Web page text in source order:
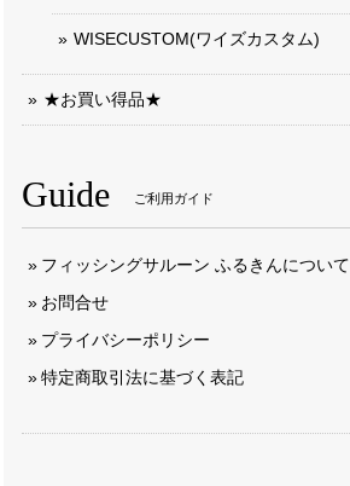
WISECUSTOM(ワイズカスタム)
★お買い得品★
Guide ご利用ガイド
フィッシングサルーン ふるきんについて
お問合せ
プライバシーポリシー
特定商取引法に基づく表記